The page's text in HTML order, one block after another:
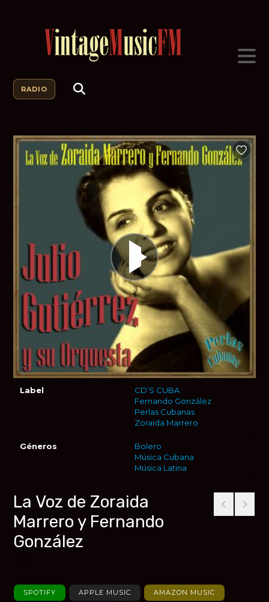
RADIO
Añadir
Label
CD’S CUBA
Fernando González
Perlas Cubanas
Zoraida Marrero
Géneros
Bolero
Música Cubana
Música Latina
La Voz de Zoraida
Marrero y Fernando
González
SPOTIFY APPLE MUSIC AMAZON MUSIC